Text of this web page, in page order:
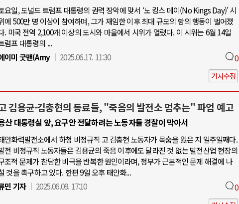
요일, 도널드 트럼프 대통령의 권력 장악에 맞서 ‘노 킹스 데이(No Kings Day)’ 시
에 500만 명 이상이 참여하며, 그가 재임한 이후 최대 규모의 항의 행동이 벌어졌
. 미국 전역 2,100개 이상의 도시와 마을에서 시위가 열렸다. 이 시위는 6월 14일
럼프 대통령의 ...
이미 굿맨(Amy
2025.06.17. 11:30 0
기사수정
김용균·김충현의 동료들, "죽음의 발전소 멈추는" 파업 예고
산 대통령실 앞, 요구안 전달하려는 노동자들 경찰이 막아서
안화력발전소에서 하청 비정규직 고 김충현 노동자가 목숨을 잃은 지 일주일째다.
전 비정규직 노동자들은 김용균의 죽음 이후에도 달라진 것 없는 발전산업 현장의
조적 문제가 참담한 비극을 반복한 원인이라며, 정부가 근본적인 문제 해결에 나
것을 촉구하고 있다. 한편 9일 오후 태안화...
민 기자
2025.06.09. 17:10 0